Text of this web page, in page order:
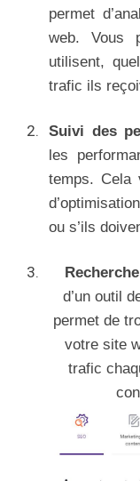
permet
web. Vous
utilisent,
trafic ils
Suivi des
les
temps. Cela
ou s’ils
d’un outil
permet de
votre site
trafic